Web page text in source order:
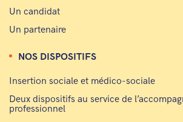
Un candidat
Un partenaire
NOS DISPOSITIFS
Insertion sociale et médico-sociale
Deux dispositifs au service de
professionnel